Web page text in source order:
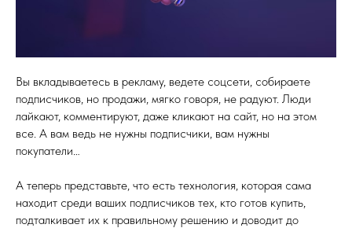
Вы вкладываетесь в рекламу, ведете соцсети, собираете
подписчиков, но продажи, мягко говоря, не радуют. Люди
лайкают, комментируют, даже кликают на сайт, но на этом
все. А вам ведь не нужны подписчики, вам нужны
покупатели…
А теперь представьте, что есть технология, которая сама
находит среди ваших подписчиков тех, кто готов купить,
подталкивает их к правильному решению и доводит до